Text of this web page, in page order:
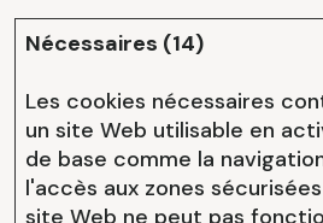
Nécessaires (14)
Les cookies nécessaires
un site Web utilisable en
de base comme la
l'accès aux zones
site Web ne peut pas